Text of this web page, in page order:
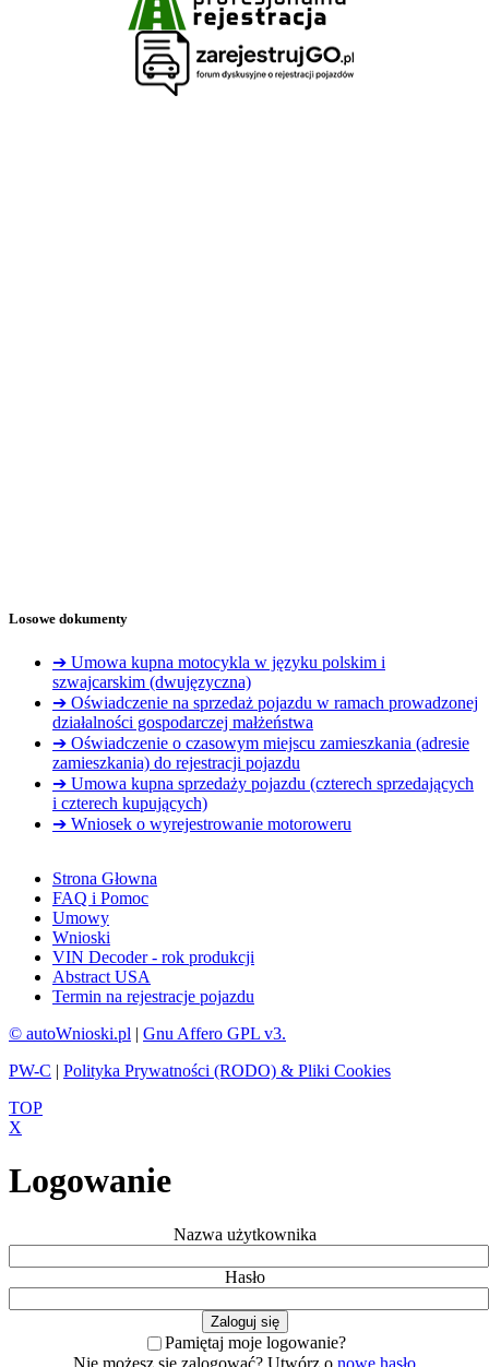
Losowe dokumenty
➔ Umowa kupna motocykla w języku polskim i
szwajcarskim (dwujęzyczna)
➔ Oświadczenie na sprzedaż pojazdu w ramach prowadzonej
działalności gospodarczej małżeństwa
➔ Oświadczenie o czasowym miejscu zamieszkania (adresie
zamieszkania) do rejestracji pojazdu
➔ Umowa kupna sprzedaży pojazdu (czterech sprzedających
i czterech kupujących)
➔ Wniosek o wyrejestrowanie motoroweru
Strona Głowna
FAQ i Pomoc
Umowy
Wnioski
VIN Decoder - rok produkcji
Abstract USA
Termin na rejestracje pojazdu
© autoWnioski.pl | Gnu Affero GPL v3.
PW-C | Polityka Prywatności (RODO) & Pliki Cookies
TOP
X
Logowanie
Nazwa użytkownika
Hasło
Pamiętaj moje logowanie?